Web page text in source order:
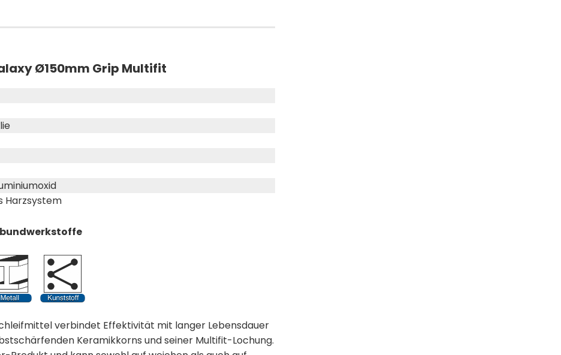
Ø150mm Grip Multifit
Harzsystem
verbindet Effektivität mit langer Lebensdauer
Keramikkorns und seiner Multifit-Lochung.